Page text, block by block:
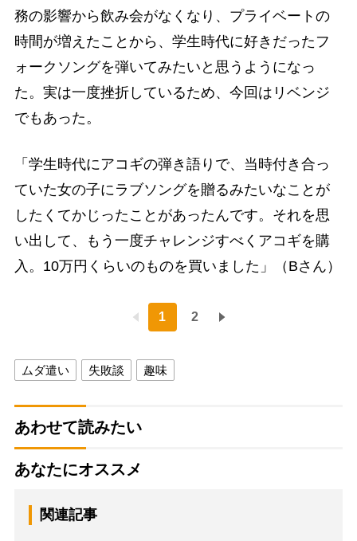
務の影響から飲み会がなくなり、プライベートの
時間が増えたことから、学生時代に好きだったフ
ォークソングを弾いてみたいと思うようになっ
た。実は一度挫折しているため、今回はリベンジ
でもあった。
「学生時代にアコギの弾き語りで、当時付き合っ
ていた女の子にラブソングを贈るみたいなことが
したくてかじったことがあったんです。それを思
い出して、もう一度チャレンジすべくアコギを購
入。10万円くらいのものを買いました」（Bさん）
1 2
ムダ遣い 失敗談 趣味
あわせて読みたい
あなたにオススメ
関連記事